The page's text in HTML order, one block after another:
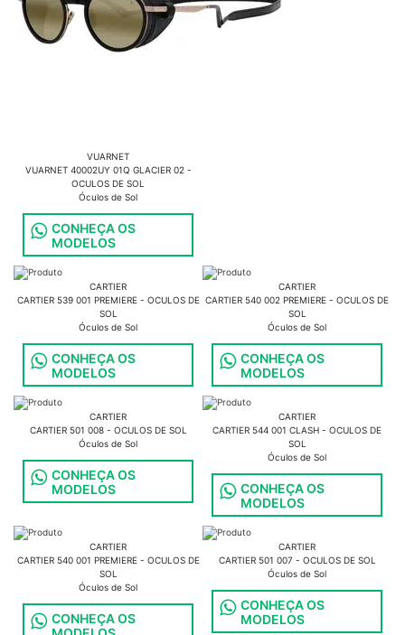
VUARNET
VUARNET 40002UY 01Q GLACIER 02 -
OCULOS DE SOL
Óculos de Sol
CONHEÇA OS
MODELOS
CARTIER
CARTIER 539 001 PREMIERE - OCULOS DE
SOL
Óculos de Sol
CONHEÇA OS
MODELOS
CARTIER
CARTIER 540 002 PREMIERE - OCULOS DE
SOL
Óculos de Sol
CONHEÇA OS
MODELOS
CARTIER
CARTIER 501 008 - OCULOS DE SOL
Óculos de Sol
CONHEÇA OS
MODELOS
CARTIER
CARTIER 544 001 CLASH - OCULOS DE
SOL
Óculos de Sol
CONHEÇA OS
MODELOS
CARTIER
CARTIER 540 001 PREMIERE - OCULOS DE
SOL
Óculos de Sol
CONHEÇA OS
CARTIER
CARTIER 501 007 - OCULOS DE SOL
Óculos de Sol
CONHEÇA OS
MODELOS